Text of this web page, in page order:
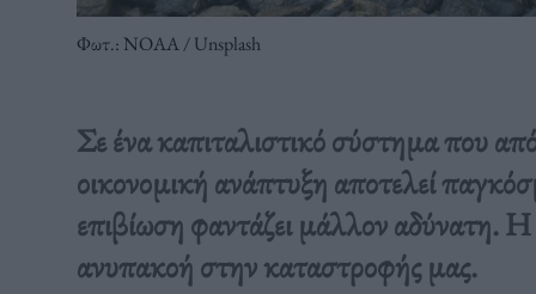
Φωτ.: ΝΟΑΑ / Unsplash
Σε ένα καπιταλιστικό σύστημα που
οικονομική ανάπτυξη αποτελεί
επιβίωση φαντάζει μάλλον αδύνατη.
ανυπακοή στην καταστροφής μας.